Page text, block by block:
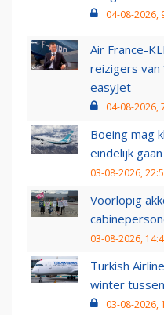
04-08-2026,
Air France-
reizigers van
easyJet
04-08-2026,
Boeing mag
eindelijk
03-08-2026,
Voorlopig
03-08-2026,
Turkish
winter
03-08-2026,